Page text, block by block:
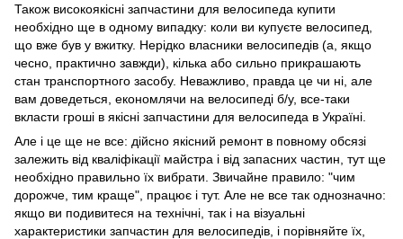
Також високоякісні запчастини для велосипеда купити
необхідно ще в одному випадку: коли ви купуєте велосипед,
що вже був у вжитку. Нерідко власники велосипедів (а, якщо
чесно, практично завжди), кілька або сильно прикрашають
стан транспортного засобу. Неважливо, правда це чи ні, але
вам доведеться, економлячи на велосипеді б/у, все-таки
вкласти гроші в якісні запчастини для велосипеда в Україні.
Але і це ще не все: дійсно якісний ремонт в повному обсязі
залежить від кваліфікації майстра і від запасних частин, тут ще
необхідно правильно їх вибрати. Звичайне правило: "чим
дорожче, тим краще", працює і тут. Але не все так однозначно:
якщо ви подивитеся на технічні, так і на візуальні
характеристики запчастин для велосипедів, і порівняйте їх,